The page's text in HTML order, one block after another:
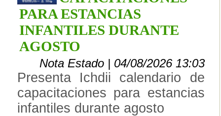
PARA ESTANCIAS
INFANTILES DURANTE
AGOSTO
Nota Estado | 04/08/2026 13:03
Presenta Ichdii calendario de
capacitaciones para estancias
infantiles durante agosto